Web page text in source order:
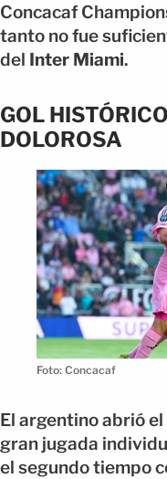
Concacaf
tanto no fue
del Inter Miami.
GOL
DOLOROSA
Foto: Concacaf
El argentino abrió
gran jugada
el segundo tiempo